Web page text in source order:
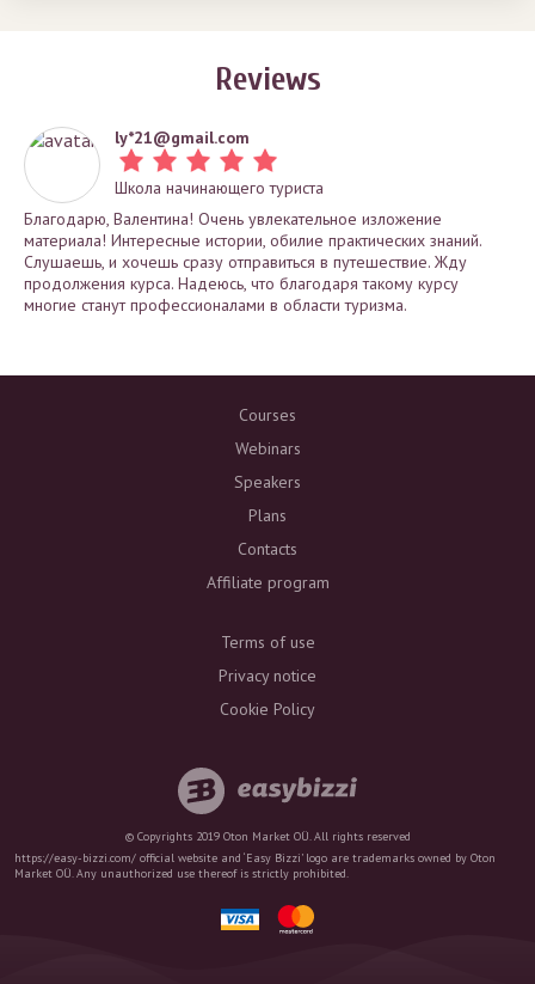
Reviews
ly*21@gmail.com
Школа начинающего туриста
Благодарю, Валентина! Очень увлекательное изложение
материала! Интересные истории, обилие практических знаний.
Слушаешь, и хочешь сразу отправиться в путешествие. Жду
продолжения курса. Надеюсь, что благодаря такому курсу
многие станут профессионалами в области туризма.
Courses
Webinars
Speakers
Plans
Contacts
Affiliate program
Terms of use
Privacy notice
Cookie Policy
© Copyrights 2019 Oton Market OÜ. All rights reserved
https://easy-bizzi.com/ official website and ‘Easy Bizzi’ logo are trademarks owned by Oton
Market OÜ. Any unauthorized use thereof is strictly prohibited.